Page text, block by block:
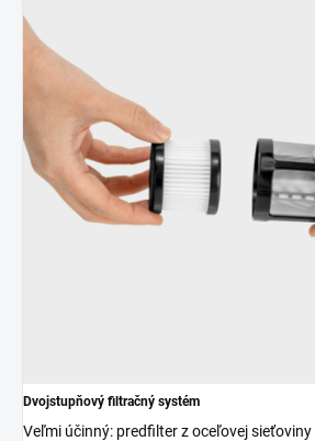
Dvojstupňový filtračný systém
Veľmi účinný: predfilter z oceľovej